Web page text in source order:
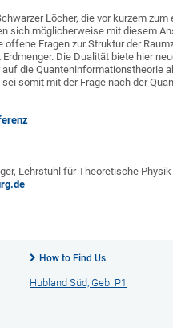
Löcher, die vor kurzem
sich möglicherweise mit diesem
offene Fragen zur Struktur der
Die Dualität biete hier
die Quanteninformationstheorie
somit mit der Frage nach der
Lehrstuhl für Theoretische
How to Find Us
Hubland Süd, Geb. P1